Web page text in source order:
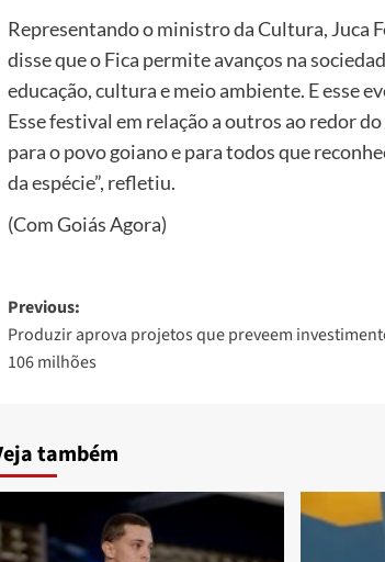
Representando o ministro da Cultura, Juca
disse que o Fica permite avanços na
educação, cultura e meio ambiente. E esse
Esse festival em relação a outros ao redor
para o povo goiano e para todos que
da espécie”, refletiu.
(Com Goiás Agora)
Post
navigation
Previous:
Produzir aprova projetos que preveem
106 milhões
também